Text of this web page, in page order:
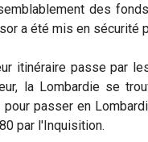
des
a été mis en sécurité
itinéraire passe par
la Lombardie se
passer en
par l'Inquisition.